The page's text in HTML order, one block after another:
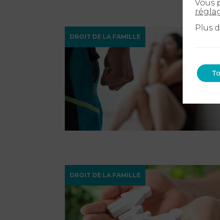
DROIT DE LA FAMILLE
DROIT DE LA FAMILLE
Vous
Plus